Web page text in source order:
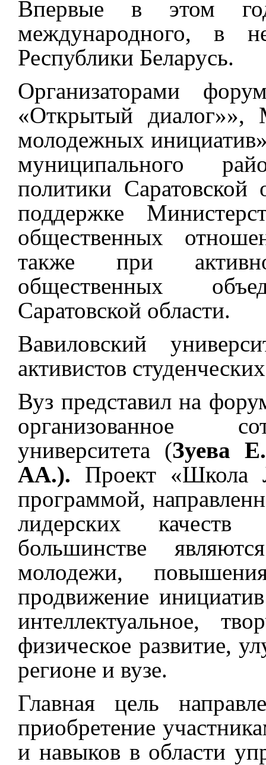
Впервые в этом
международного, в
Республики Беларусь.
Организаторами
«Открытый
молодежных
муниципального
политики
поддержке
общественных
также при
общественных
Саратовской области.
Вавиловский
активистов
Вуз представил на
организованное
университета (Зуева
АА.). Проект «Школа
программой,
лидерских
большинстве
молодежи,
продвижение
интеллектуальное,
физическое развитие,
регионе и вузе.
Главная цель
приобретение
и навыков в области